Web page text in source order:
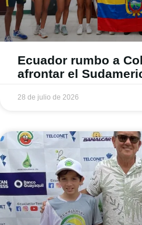
Ecuador rumbo a
afrontar el
28 de julio de 2026